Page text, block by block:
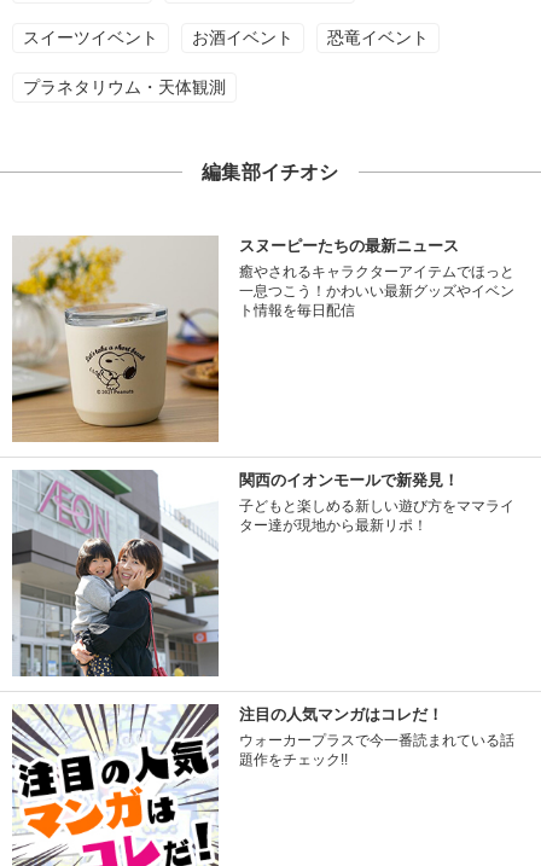
スイーツイベント お酒イベント 恐竜イベント
プラネタリウム・天体観測
編集部イチオシ
スヌーピーたちの最新ニュース
癒やされるキャラクターアイテムでほっと
一息つこう！かわいい最新グッズやイベン
ト情報を毎日配信
関西のイオンモールで新発見！
子どもと楽しめる新しい遊び方をママライ
ター達が現地から最新リポ！
注目の人気マンガはコレだ！
ウォーカープラスで今一番読まれている話
題作をチェック!!